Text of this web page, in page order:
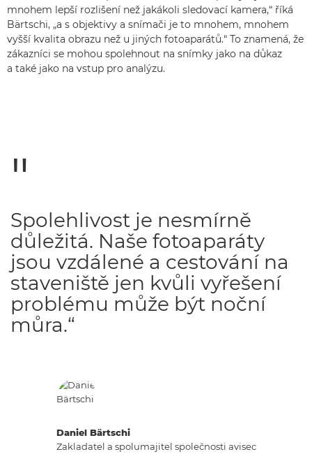
mnohem lepší rozlišení než jakákoli sledovací kamera,“ říká
Bärtschi, „a s objektivy a snímači je to mnohem, mnohem
vyšší kvalita obrazu než u jiných fotoaparátů.“ To znamená, že
zákazníci se mohou spolehnout na snímky jako na důkaz
a také jako na vstup pro analýzu.
Daniel Bärtschi
Zakladatel a spolumajitel společnosti avisec
Spolehlivost je nesmírně
důležitá. Naše fotoaparáty
jsou vzdálené a cestování na
staveniště jen kvůli vyřešení
problému může být noční
můra.“